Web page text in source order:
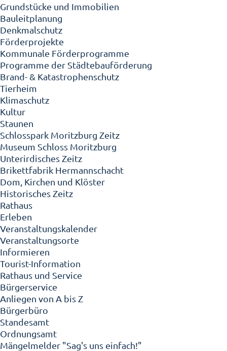
Grundstücke und Immobilien
Bauleitplanung
Denkmalschutz
Förderprojekte
Kommunale Förderprogramme
Programme der Städtebauförderung
Brand- & Katastrophenschutz
Tierheim
Klimaschutz
Kultur
Staunen
Schlosspark Moritzburg Zeitz
Museum Schloss Moritzburg
Unterirdisches Zeitz
Brikettfabrik Hermannschacht
Dom, Kirchen und Klöster
Historisches Zeitz
Rathaus
Erleben
Veranstaltungskalender
Veranstaltungsorte
Informieren
Tourist-Information
Rathaus und Service
Bürgerservice
Anliegen von A bis Z
Bürgerbüro
Standesamt
Ordnungsamt
Mängelmelder "Sag's uns einfach!"